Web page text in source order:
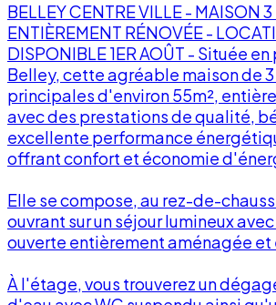
BELLEY CENTRE VILLE - MAISON 3
ENTIÈREMENT RÉNOVÉE -
DISPONIBLE 1ER AOÛT - Située
Belley, cette agréable maison de
principales d'environ 55m²,
avec des prestations de qualité,
excellente performance
offrant confort et économie
Elle se compose, au rez-de-
ouvrant sur un séjour lumineux
ouverte entièrement aménagée
À l'étage, vous trouverez un